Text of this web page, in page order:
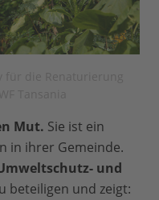
Mut. Sie ist ein
in ihrer Gemeinde.
und
beteiligen und zeigt: